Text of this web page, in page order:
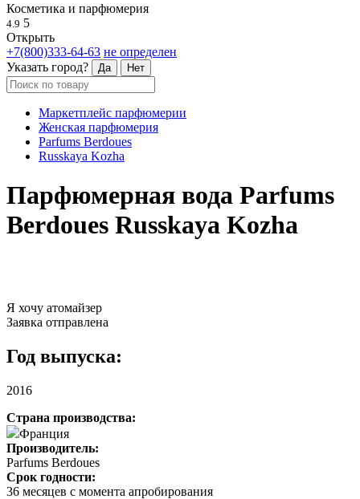
Косметика и парфюмерия
4.9 5
Открыть
+7(800)333-64-63 не определен
Указать город?
Да Нет
Маркетплейс парфюмерии
Женская парфюмерия
Parfums Berdoues
Russkaya Kozha
Парфюмерная вода Parfums
Berdoues Russkaya Kozha
Я хочу атомайзер
Заявка отправлена
Год выпуска:
2016
Страна производства:
Франция
Производитель:
Parfums Berdoues
Срок годности:
36 месяцев с момента апробирования